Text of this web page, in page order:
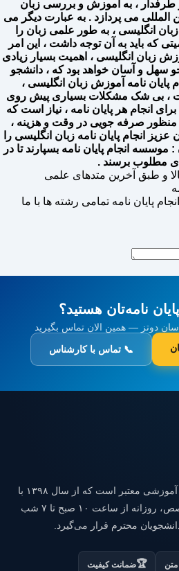
طرفدار ، به آموزش و بررسی زبان
المللی می پردازد . به عبارت دیگر می
انگلیسی ، به طور علمی زبان را
که باید به آن توجه داشت ، این امر
زبان انگلیسی ، اهمیت بسیار زیادی
سهل و آسان خواهد بود که ، دانشجو
نامه آموزش زبان انگلیسی ،
، بی شک مشکلات بسیاری پیش روی
انجام هر پایان نامه ، نیاز است که
منظور صرفه جویی در وقت و هزینه ،
انجام پایان نامه زبان انگلیسی را
انجام پایان نامه بسپارند تا در
ای مطلوب برسند ‌.
پایان نامه تمامی رشته ها با ما
نامه‌تان هستید؟
دوتز — همین الان تماس بگیرید
📞 تماس با کارشناس
دوتز یک موسسه تحقیقاتی و آموزشی معتبر است که از سال ۱۳۹۸ با
حضور اساتید برتر و تیم متخصص، روزانه از ساعت ۱۰ صبح تا ۷ شب
محترم قرار می‌گیرد.
🏆ضمانت کیفیت